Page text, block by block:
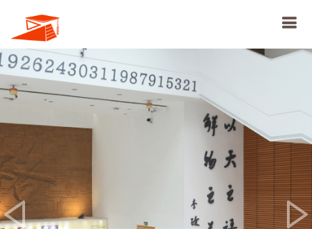
Previous